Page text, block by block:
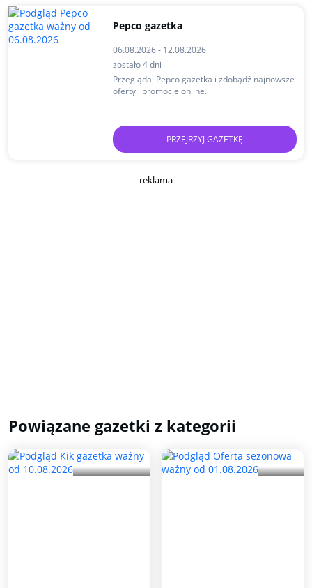
Pepco gazetka
06.08.2026 - 12.08.2026
zostało 4 dni
Przeglądaj Pepco gazetka i zdobądź najnowsze
oferty i promocje online.
PRZEJRZYJ GAZETKĘ
reklama
Powiązane gazetki z kategorii